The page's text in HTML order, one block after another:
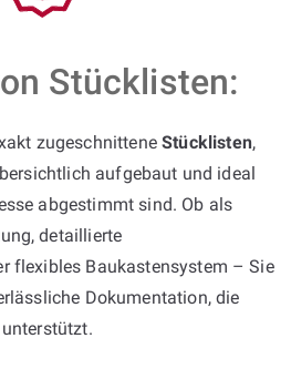
Stücklisten:
zugeschnitteneStücklisten,
aufgebaut und ideal
abgestimmt sind. Ob als
detaillierte
flexibles Baukastensystem – Sie
Dokumentation, die